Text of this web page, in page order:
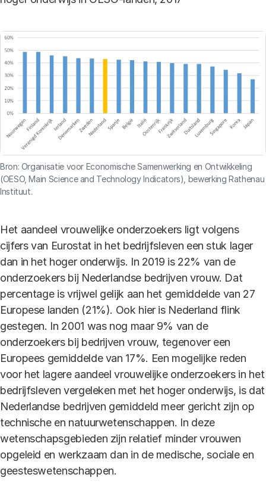
Bron: Organisatie voor Economische Samenwerking en Ontwikkeling
(OESO, Main Science and Technology Indicators), bewerking Rathenau
Instituut.
Het aandeel vrouwelijke onderzoekers ligt volgens
cijfers van Eurostat in het bedrijfsleven een stuk lager
dan in het hoger onderwijs. In 2019 is 22% van de
onderzoekers bij Nederlandse bedrijven vrouw. Dat
percentage is vrijwel gelijk aan het gemiddelde van 27
Europese landen (21%). Ook hier is Nederland flink
gestegen. In 2001 was nog maar 9% van de
onderzoekers bij bedrijven vrouw, tegenover een
Europees gemiddelde van 17%. Een mogelijke reden
voor het lagere aandeel vrouwelijke onderzoekers in het
bedrijfsleven vergeleken met het hoger onderwijs, is dat
Nederlandse bedrijven gemiddeld meer gericht zijn op
technische en natuurwetenschappen. In deze
wetenschapsgebieden zijn relatief minder vrouwen
opgeleid en werkzaam dan in de medische, sociale en
geesteswetenschappen.